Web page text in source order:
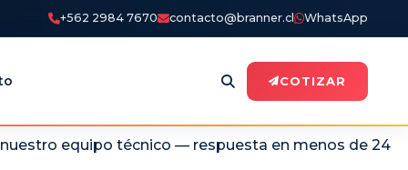
+562 2984 7670 contacto@branner.cl WhatsApp
COTIZAR
equipo técnico — respuesta en menos de 24